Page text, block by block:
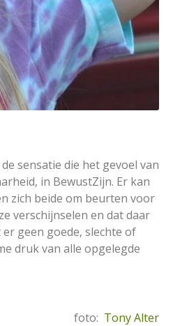
sensatie die het gevoel van
in BewustZijn. Er kan
zich beide om beurten voor
verschijnselen en dat daar
geen goede, slechte of
druk van alle opgelegde
foto: Tony Alter